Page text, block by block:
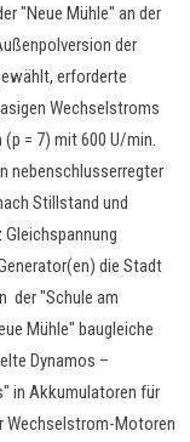
"Neue Mühle" an der
der
erforderte
Wechselstroms
(p = 7) mit 600 U/min.
nebenschlusserregter
Stillstand und
Gleichspannung
die Stadt
der "Schule am
Mühle" baugleiche
Dynamos –
in Akkumulatoren für
Wechselstrom-Motoren